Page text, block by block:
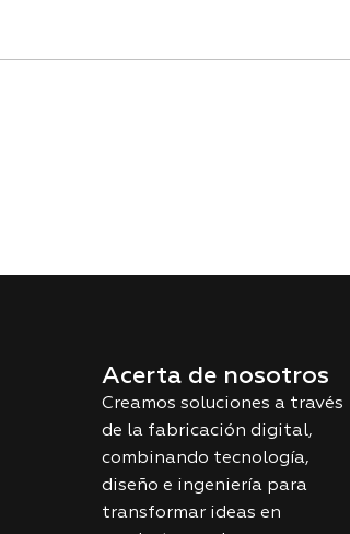
Acerta de nosotros
Creamos soluciones a través
de la fabricación digital,
combinando tecnología,
diseño e ingeniería para
transformar ideas en